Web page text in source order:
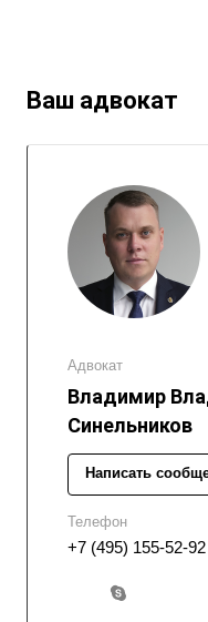
Ваш адвокат
Адвокат
Владимир
Синельников
Написать
Телефон
+7 (495) 155-52-92